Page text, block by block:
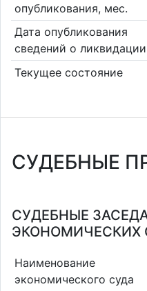
опубликования, мес.
Дата опубликования
сведений о ликвидации
Текущее состояние
СУДЕБНЫЕ
СУДЕБНЫЕ
ЭКОНОМИЧЕСКИХ
Наименование
экономического суда